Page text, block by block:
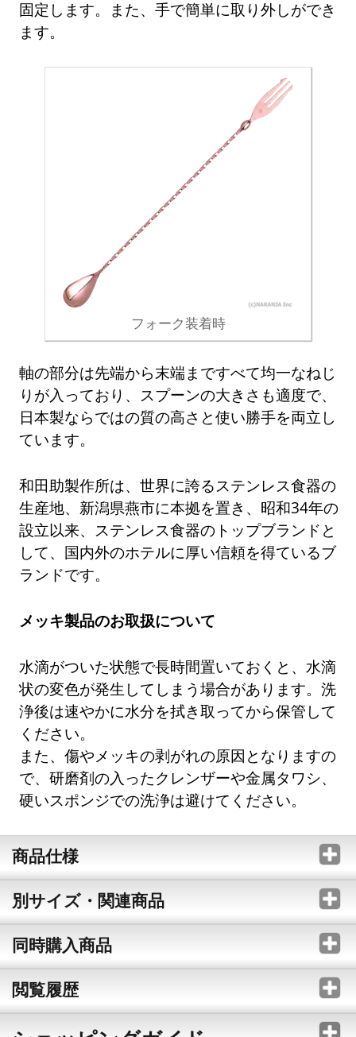
固定します。また、手で簡単に取り外しができ
ます。
フォーク装着時
軸の部分は先端から末端まですべて均一なねじ
りが入っており、スプーンの大きさも適度で、
日本製ならではの質の高さと使い勝手を両立し
ています。
和田助製作所は、世界に誇るステンレス食器の
生産地、新潟県燕市に本拠を置き、昭和34年の
設立以来、ステンレス食器のトップブランドと
して、国内外のホテルに厚い信頼を得ているブ
ランドです。
メッキ製品のお取扱について
水滴がついた状態で長時間置いておくと、水滴
状の変色が発生してしまう場合があります。洗
浄後は速やかに水分を拭き取ってから保管して
ください。
また、傷やメッキの剥がれの原因となりますの
で、研磨剤の入ったクレンザーや金属タワシ、
硬いスポンジでの洗浄は避けてください。
商品仕様
別サイズ・関連商品
同時購入商品
閲覧履歴